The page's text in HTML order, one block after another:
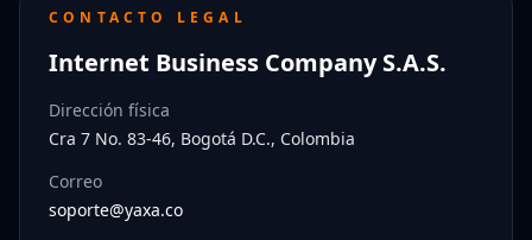
CONTACTO LEGAL
Internet Business Company S.A.S.
Dirección física
Cra 7 No. 83-46, Bogotá D.C., Colombia
Correo
soporte@yaxa.co